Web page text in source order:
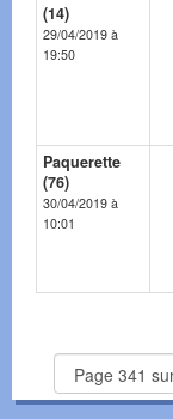
(14)
29/04/2019 à
19:50
Paquerette
(76)
30/04/2019 à
10:01